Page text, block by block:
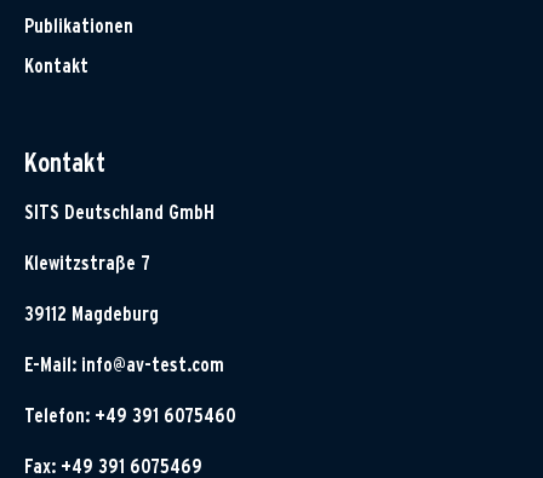
Publikationen
Kontakt
Kontakt
SITS Deutschland GmbH
Klewitzstraße 7
39112 Magdeburg
E-Mail: info@av-test.com
Telefon: +49 391 6075460
Fax: +49 391 6075469